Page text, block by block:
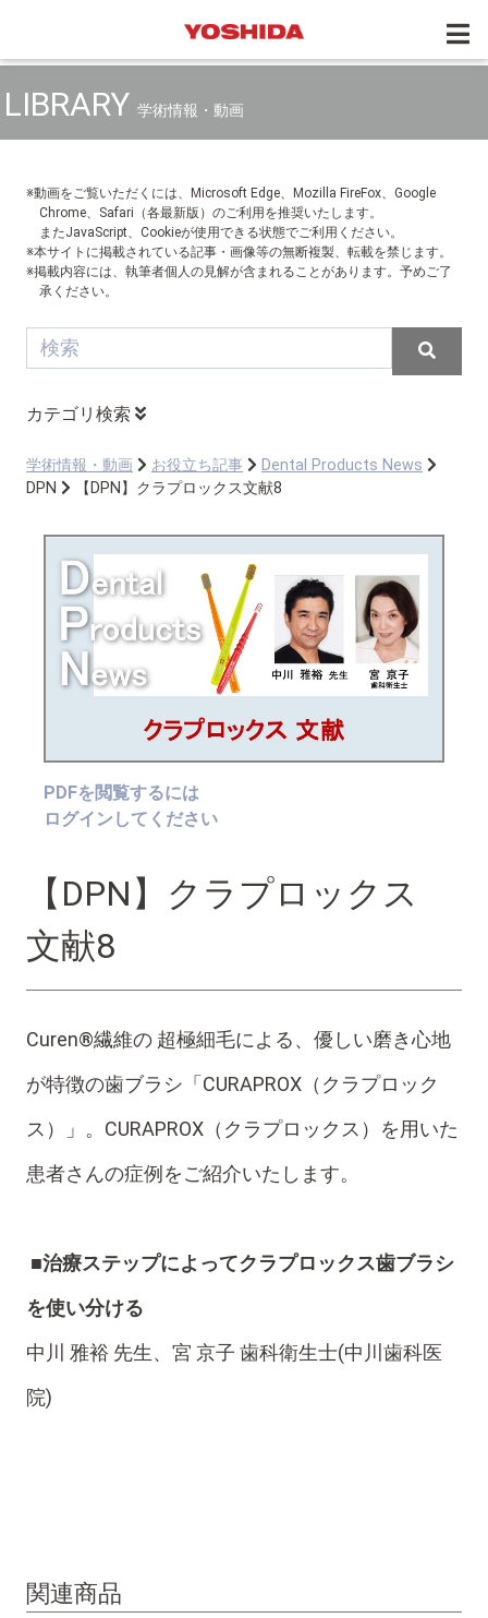
LIBRARY 学術情報・動画
※動画をご覧いただくには、Microsoft Edge、Mozilla FireFox、Google
Chrome、Safari（各最新版）のご利用を推奨いたします。
またJavaScript、Cookieが使用できる状態でご利用ください。
※本サイトに掲載されている記事・画像等の無断複製、転載を禁じます。
※掲載内容には、執筆者個人の見解が含まれることがあります。予めご了
承ください。
カテゴリ検索
学術情報・動画 お役立ち記事
Dental Products News
DPN
【DPN】クラプロックス文献8
PDFを閲覧するには
ログインしてください
【DPN】クラプロックス
文献8
Curen®繊維の 超極細毛による、優しい磨き心地
が特徴の歯ブラシ「CURAPROX（クラプロック
ス）」。CURAPROX（クラプロックス）を用いた
患者さんの症例をご紹介いたします。
■治療ステップによってクラプロックス歯ブラシ
を使い分ける
中川 雅裕 先生、宮 京子 歯科衛生士(中川歯科医
院)
関連商品